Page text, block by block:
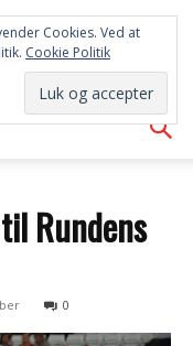
Rundens
0
Cookies. Ved at
Cookie Politik